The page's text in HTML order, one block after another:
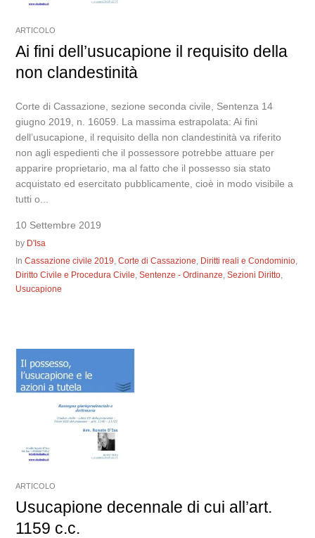
ARTICOLO
Ai fini dell’usucapione il requisito della
non clandestinità
Corte di Cassazione, sezione seconda civile, Sentenza 14
giugno 2019, n. 16059. La massima estrapolata: Ai fini
dell’usucapione, il requisito della non clandestinità va riferito
non agli espedienti che il possessore potrebbe attuare per
apparire proprietario, ma al fatto che il possesso sia stato
acquistato ed esercitato pubblicamente, cioè in modo visibile a
tutti o...
10 Settembre 2019
by D'Isa
InCassazione civile 2019,Corte di Cassazione, Diritti reali e Condominio,
Diritto Civile e Procedura Civile,Sentenze - Ordinanze,Sezioni Diritto,
Usucapione
ARTICOLO
Usucapione decennale di cui all’art.
1159 c.c.